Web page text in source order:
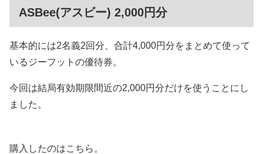
ASBee(アスビー) 2,000円分
基本的には2名義2回分、合計4,000円分をまとめて使って
いるジーフットの優待券。
今回は結局有効期限間近の2,000円分だけを使うことにし
ました。
購入したのはこちら。